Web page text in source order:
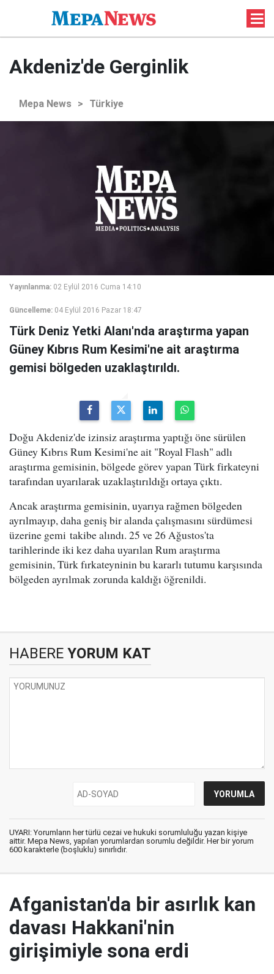
Akdeniz'de Gerginlik
Mepa News > Türkiye
Yayınlanma: 02 Eylül 2016 Cuma 14:10
Güncelleme: 04 Eylül 2016 Pazar 18:47
Türk Deniz Yetki Alanı'nda araştırma yapan
Güney Kıbrıs Rum Kesimi'ne ait araştırma
gemisi bölgeden uzaklaştırıldı.
Doğu Akdeniz'de izinsiz araştırma yaptığı öne sürülen
Güney Kıbrıs Rum Kesimi'ne ait "Royal Flash" adlı
araştırma gemisinin, bölgede görev yapan Türk firkateyni
tarafından uyarılarak uzaklaştırıldığı ortaya çıktı.
Ancak araştırma gemisinin, uyarıya rağmen bölgeden
ayrılmayıp, daha geniş bir alanda çalışmasını sürdümesi
üzerine gemi takibe alındı. 25 ve 26 Ağustos'ta
tarihlerinde iki kez daha uyarılan Rum araştırma
gemisinin, Türk fırkateyninin bu kararlı tutumu karşısında
bölgeden ayrılmak zorunda kaldığı öğrenildi.
HABERE YORUM KAT
UYARI: Yorumların her türlü cezai ve hukuki sorumluluğu yazan kişiye
aittir. Mepa News, yapılan yorumlardan sorumlu değildir. Her bir yorum
600 karakterle (boşluklu) sınırlıdır.
Afganistan'da bir asırlık kan
davası Hakkani'nin
girişimiyle sona erdi